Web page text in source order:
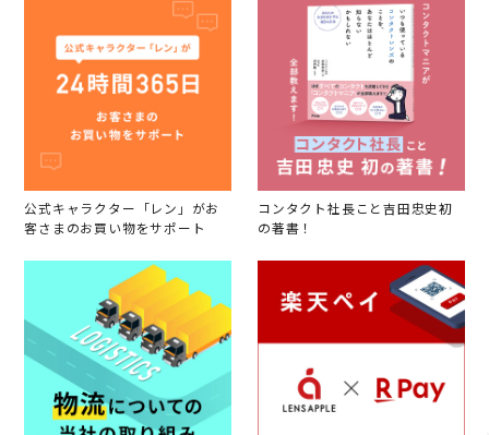
公式キャラクター「レン」がお
客さまのお買い物をサポート
コンタクト社長こと吉田忠史初
の著書！